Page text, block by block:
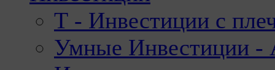
Т - Инвестиции с
Умные Инвестиции -